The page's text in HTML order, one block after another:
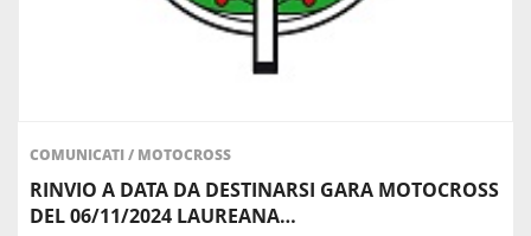
COMUNICATI/ MOTOCROSS
RINVIO A DATA DA DESTINARSI GARA MOTOCROSS
DEL 06/11/2024 LAUREANA…